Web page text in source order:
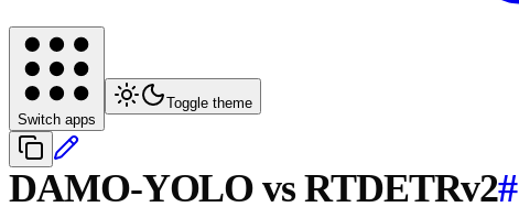
Switch apps
Toggle theme
DAMO-YOLO vs RTDETRv2#